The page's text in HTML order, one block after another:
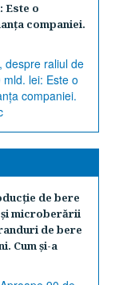
Este o
companiei.
de bere
şi microberării
de bere
Cum şi-a